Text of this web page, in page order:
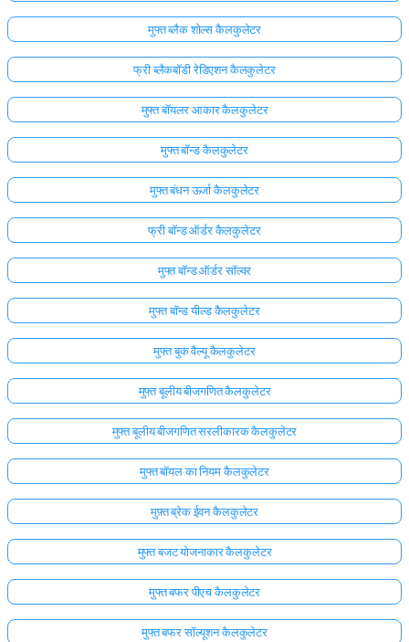
तक
कोई
प्रश्न
नहीं
मुफ्त ब्लैक शोल्स कैलकुलेटर
फ्री ब्लैकबॉडी रेडिएशन कैलकुलेटर
मुफ्त बॉयलर आकार कैलकुलेटर
मुफ्त बॉन्ड कैलकुलेटर
मुफ्त बंधन ऊर्जा कैलकुलेटर
फ्री बॉन्ड ऑर्डर कैलकुलेटर
मुफ्त बॉन्ड ऑर्डर सॉल्वर
मुफ्त बॉन्ड यील्ड कैलकुलेटर
मुफ्त बुक वैल्यू कैलकुलेटर
मुफ्त बूलीय बीजगणित कैलकुलेटर
मुफ्त बूलीय बीजगणित सरलीकारक कैलकुलेटर
मुफ्त बॉयल का नियम कैलकुलेटर
मुफ़्त ब्रेक ईवन कैलकुलेटर
मुफ्त बजट योजनाकार कैलकुलेटर
मुफ्त बफर पीएच कैलकुलेटर
मुफ्त बफर सॉल्यूशन कैलकुलेटर